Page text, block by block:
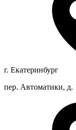
г. Екатеринбург
пер. Автоматики, д.